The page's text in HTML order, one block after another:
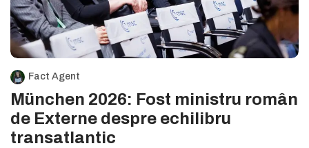
Fact Agent
München 2026: Fost ministru român
de Externe despre echilibru
transatlantic